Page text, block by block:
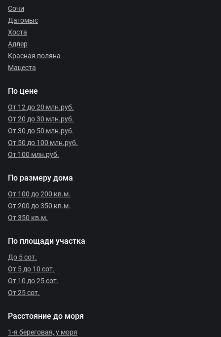
Сочи
Дагомыс
Хоста
Адлер
Красная поляна
Мацеста
По цене
От 12 до 20 млн.руб.
От 20 до 30 млн.руб.
От 30 до 50 млн.руб.
От 50 до 100 млн.руб.
От 100 млн.руб.
По размеру дома
От 100 до 200 кв.м.
От 200 до 350 кв.м.
От 350 кв.м.
По площади участка
До 5 сот.
От 5 до 10 сот.
От 10 до 25 сот.
От 25 сот.
Расстояние до моря
1-я береговая, у моря